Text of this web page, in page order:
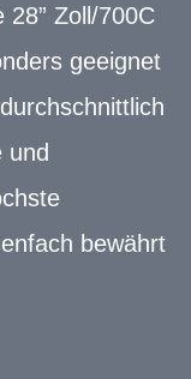
Zoll/700C
geeignet
und
bewährt